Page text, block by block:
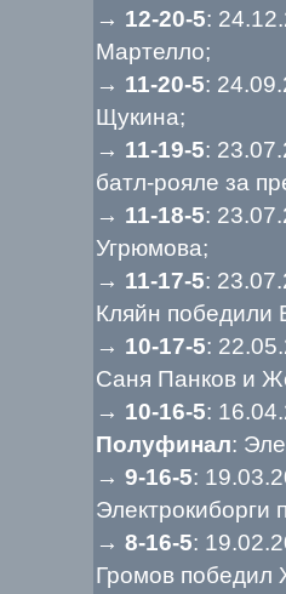
→ 12-20-5:
Мартелло;
→ 11-20-5:
Щукина;
→ 11-19-5:
батл-рояле за
→ 11-18-5:
Угрюмова;
→ 11-17-5:
Кляйн победили
→ 10-17-5:
Саня Панков и
→ 10-16-5:
Полуфинал:
→ 9-16-5:
→ 8-16-5:
Громов победил